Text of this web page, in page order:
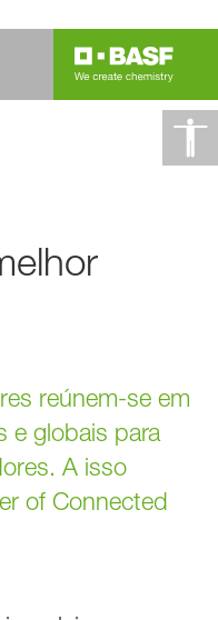
reúnem-se em
e globais para
A isso
of Connected